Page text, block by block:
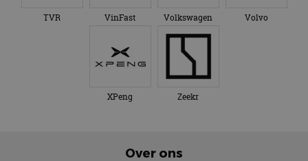
TVR VinFast Volkswagen Volvo
XPeng Zeekr
Over ons